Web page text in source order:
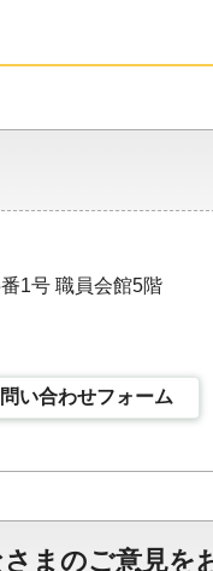
1号 職員会館5階
い合わせフォーム
まのご意見を